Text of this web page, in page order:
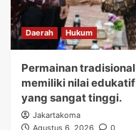
Daerah Hukum
Permainan tradisional
memiliki nilai edukatif
yang sangat tinggi.
Jakartakoma
Agustus 6, 2026
0